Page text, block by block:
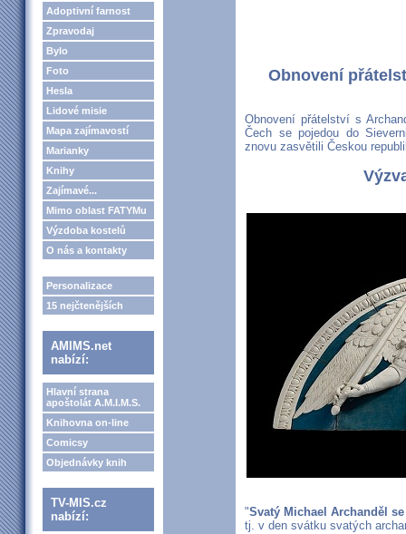
Adoptivní farnost
Zpravodaj
Bylo
Foto
Hesla
Lidové misie
Mapa zajímavostí
Marianky
Knihy
Zajímavé...
Mimo oblast FATYMu
Výzdoba kostelů
O nás a kontakty
Personalizace
15 nejčtenějších
AMIMS.net
nabízí:
Hlavní strana
apoštolát A.M.I.M.S.
Knihovna on-line
Comicsy
Objednávky knih
TV-MIS.cz
nabízí:
Obnovení
Obnovení přátelství s
Čech se pojedou do
znovu zasvětili Českou
"Svatý Michael Archanděl
tj. v den svátku svatých